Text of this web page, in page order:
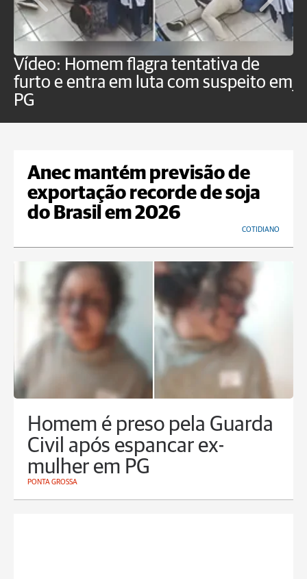
Vídeo: Homem flagra tentativa de
furto e entra em luta com suspeito em
PG
Anec mantém previsão de
exportação recorde de soja
do Brasil em 2026
COTIDIANO
Homem é preso pela Guarda
Civil após espancar ex-
mulher em PG
PONTA GROSSA